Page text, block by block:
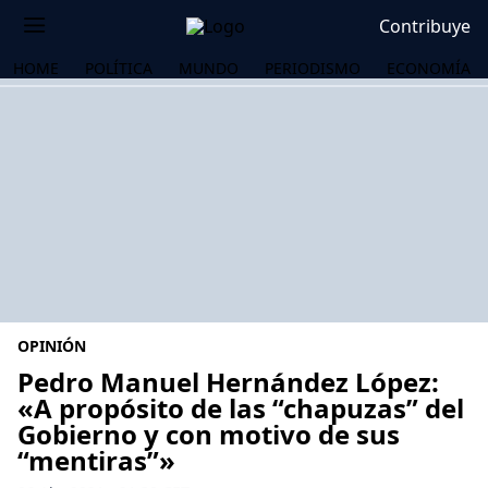
Contribuye
HOME POLÍTICA MUNDO PERIODISMO ECONOMÍA
OPINIÓN
Pedro Manuel Hernández López:
«A propósito de las “chapuzas” del
Gobierno y con motivo de sus
“mentiras”»